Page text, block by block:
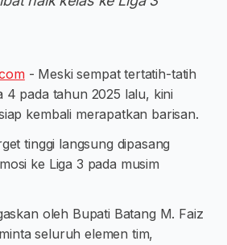
- Meski sempat tertatih-tatih
4 pada tahun 2025 lalu, kini
kembali merapatkan barisan.
tinggi langsung dipasang
ke Liga 3 pada musim
oleh Bupati Batang M. Faiz
seluruh elemen tim,